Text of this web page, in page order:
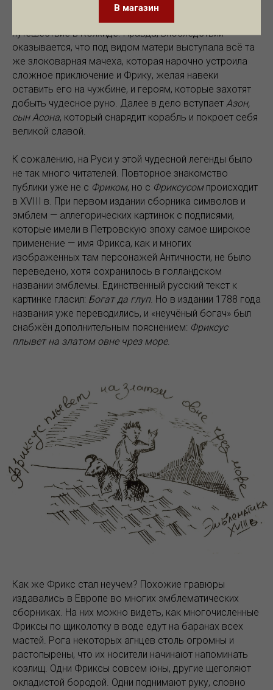
Фрик добросовестно продолжает идти за
путешествие в Колхиде. Правда, впоследствии
оказывается, что под видом матери выступала всё та
же злоковарная мачеха, которая нарочно устроила
сложное приключение и Фрику, желая навеки
оставить его на чужбине, и героям, которые захотят
добыть чудесное руно. Далее в дело вступает Азон,
сын Асона, который снарядит корабль и покроет себя
великой славой.
К сожалению, на Руси у этой чудесной легенды было
не так много читателей. Повторное знакомство
публики уже не с Фриком, но с Фриксусомпроисходит
в XVIII в. При первом издании сборника символов и
эмблем — аллегорических картинок с подписями,
которые имели в Петровскую эпоху самое широкое
применение — имя Фрикса, как и многих
изображенных там персонажей Античности, не было
переведено, хотя сохранилось в голландском
названии эмблемы. Единственный русский текст к
картинке гласил: Богат да глуп. Но в издании 1788 года
названия уже переводились, и «неучёный богач» был
снабжён дополнительным пояснением: Фриксус
плывет на златом овне чрез море.
Как же Фрикс стал неучем? Похожие гравюры
издавались в Европе во многих эмблематических
сборниках. На них можно видеть, как многочисленные
Фриксы по щиколотку в воде едут на баранах всех
мастей. Рога некоторых агнцев столь огромны и
растопырены, что их носители начинают напоминать
козлищ. Одни Фриксы совсем юны, другие щеголяют
окладистой бородой. Одни поднимают руку, словно
В магазин